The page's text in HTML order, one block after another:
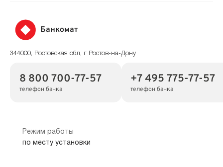
Банкомат
344000, Ростовская обл, г Ростов-на-Дону
8 800 700-77-57
телефон банка
+7 495 775-77-57
телефон банка
Режим работы
по месту установки